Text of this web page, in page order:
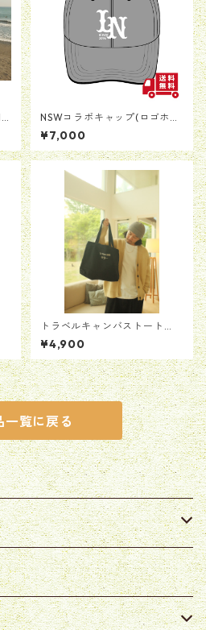
NSWコラボキャップ(ロゴホワ
イト)
¥7,000
トラベルキャンバストート
【ブラック】
¥4,900
一覧に戻る